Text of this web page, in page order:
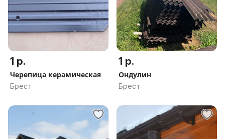
1 р.
Черепица керамическая
Брест
1 р.
Ондулин
Брест